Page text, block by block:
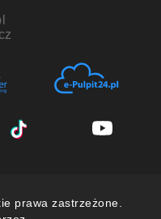
prawa zastrzeżone.